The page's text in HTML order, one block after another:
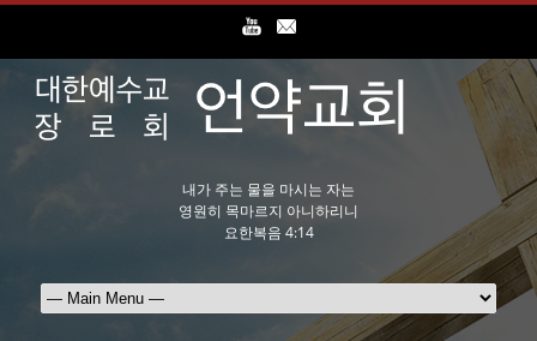
내가 주는 물을 마시는 자는
영원히 목마르지 아니하리니
요한복음 4:14